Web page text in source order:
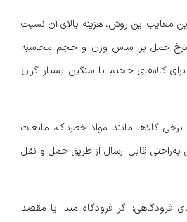
معایب این روش، هزینه بالای آن نسبت
حمل بر اساس وزن و حجم محاسبه
کالاهای حجیم یا سنگین بسیار گران
کالاها مانند مواد خطرناک، مایعات
قابل ارسال از طریق حمل و نقل
فرودگاهی: اگر فرودگاه مبدا یا مقصد